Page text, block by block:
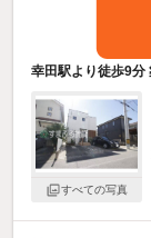
幸田駅より徒歩9分
すべての写真